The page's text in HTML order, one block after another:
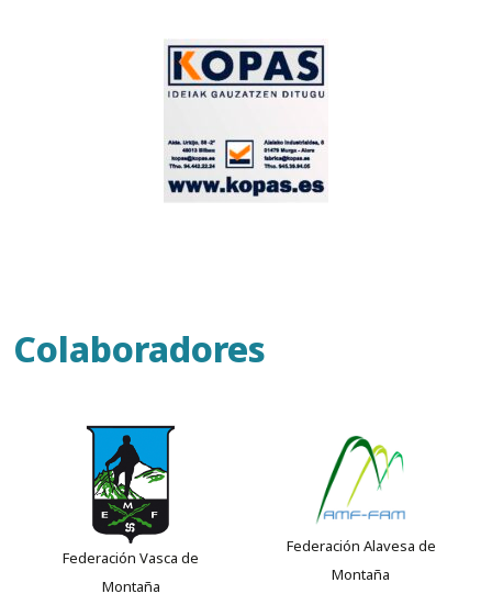
Colaboradores
Federación Vasca de
Montaña
Federación Alavesa de
Montaña